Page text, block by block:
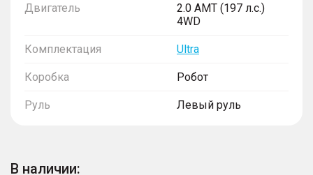
Двигатель
2.0 AMT (197 л.с.)
4WD
Комплектация Ultra
Коробка Робот
Руль Левый руль
В наличии: